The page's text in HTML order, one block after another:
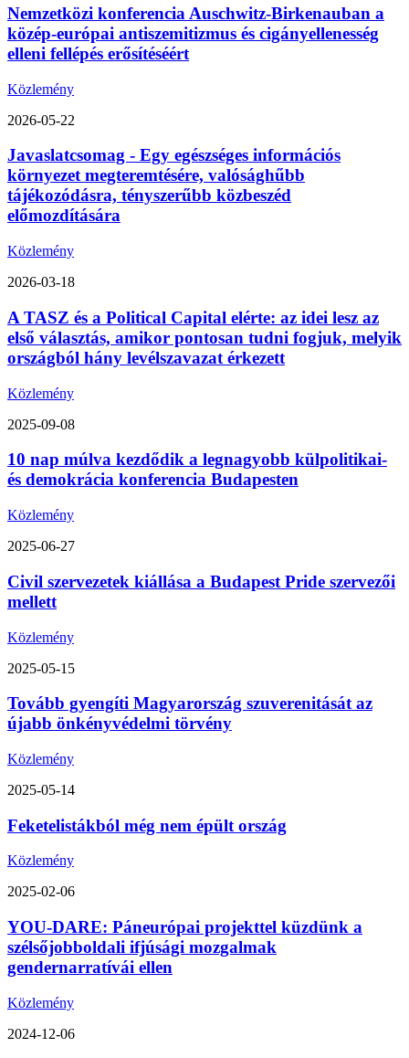
Nemzetközi konferencia Auschwitz-Birkenauban a
közép-európai antiszemitizmus és cigányellenesség
elleni fellépés erősítéséért
Közlemény
2026-05-22
Javaslatcsomag - Egy egészséges információs
környezet megteremtésére, valósághűbb
tájékozódásra, tényszerűbb közbeszéd
előmozdítására
Közlemény
2026-03-18
A TASZ és a Political Capital elérte: az idei lesz az
első választás, amikor pontosan tudni fogjuk, melyik
országból hány levélszavazat érkezett
Közlemény
2025-09-08
10 nap múlva kezdődik a legnagyobb külpolitikai-
és demokrácia konferencia Budapesten
Közlemény
2025-06-27
Civil szervezetek kiállása a Budapest Pride szervezői
mellett
Közlemény
2025-05-15
Tovább gyengíti Magyarország szuverenitását az
újabb önkényvédelmi törvény
Közlemény
2025-05-14
Feketelistákból még nem épült ország
Közlemény
2025-02-06
YOU-DARE: Páneurópai projekttel küzdünk a
szélsőjobboldali ifjúsági mozgalmak
gendernarratívái ellen
Közlemény
2024-12-06